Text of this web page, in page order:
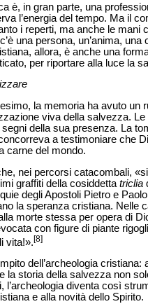
è, in gran parte, una
l’energia del tempo. Ma il
i reperti, ma anche le
una persona, un’anima,
allora, è anche una
per riportare alla luce la
la memoria ha avuto un
viva della salvezza.
della sua presenza. La
a testimoniare che
carne del mondo.
nei percorsi catacombali,
graffiti della cosiddetta triclia
degli Apostoli Pietro e
la speranza cristiana. Nelle
morte stessa per opera di
con figure di piante
vita!».[8]
dell’archeologia
la storia della salvezza non
diventa così
e alla novità dello Spirito.